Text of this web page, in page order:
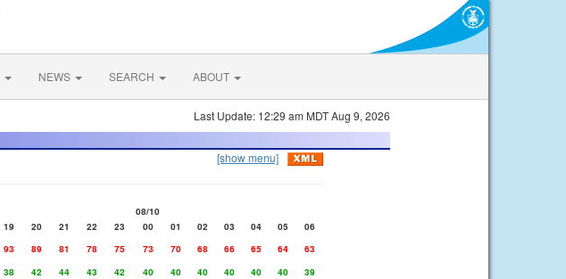
NEWS SEARCH ABOUT
Last Update: 12:29 am MDT Aug 9, 2026
[show menu]
08/10
19 20 21 22 23 00 01 02 03 04 05
06
93 89 81 78 75 73 70 68 66 65 64
63
38 42 44 43 42 40 40 40 40 40 40
39